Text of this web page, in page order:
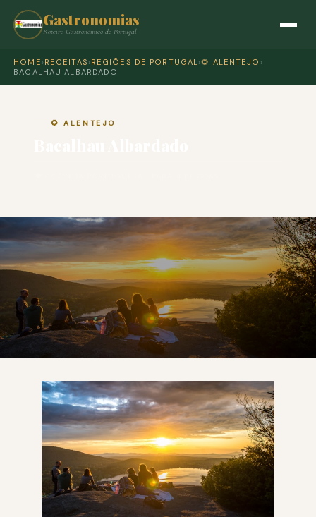
Gastronomias
Roteiro Gastronómico de Portugal
HOME › RECEITAS › REGIÕES DE PORTUGAL›🌻 ALENTEJO ›
BACALHAU ALBARDADO
🌻 ALENTEJO